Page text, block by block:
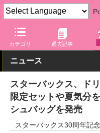
カテゴリ 過去記事
グルメ Watch 店舗 カフェ
ニュース
スターバックス、ド
限定セットや夏気分
シュバッグを発売
スターバックス30周年記